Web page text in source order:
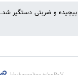
پیچیده و ضربتی دستگیر شد.